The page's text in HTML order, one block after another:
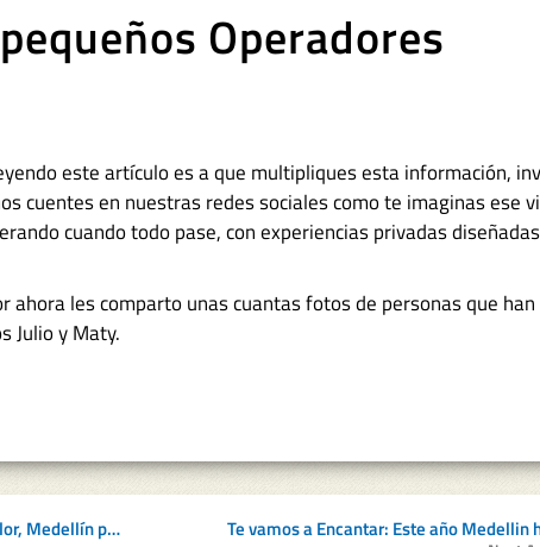
Operadores
este artículo es a que multipliques esta información,
cuentes en nuestras redes sociales como te imaginas ese
cuando todo pase, con experiencias privadas
ahora les comparto unas cuantas fotos de personas que han
Julio y Maty.
Entre montañas, música y color, Medellín permite viajar en el tiempo